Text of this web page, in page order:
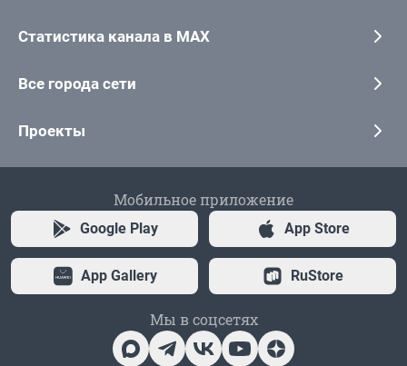
Статистика канала в MAX
Все города сети
Проекты
Мобильное приложение
Google Play App Store
App Gallery RuStore
Мы в соцсетях